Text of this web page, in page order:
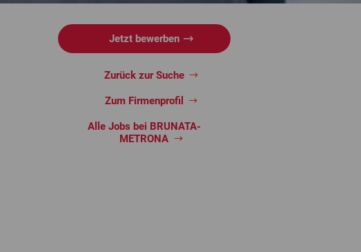
Jetzt bewerben
Zurück zur Suche
Zum Firmenprofil
Alle Jobs bei BRUNATA-
METRONA